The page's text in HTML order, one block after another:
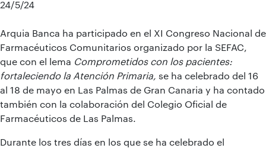
24/5/24
Arquia Banca ha participado en el XI Congreso Nacional de
Farmacéuticos Comunitarios organizado por la SEFAC,
que con el lema Comprometidos con los pacientes:
fortaleciendo la Atención Primaria, se ha celebrado del 16
al 18 de mayo en Las Palmas de Gran Canaria y ha contado
también con la colaboración del Colegio Oficial de
Farmacéuticos de Las Palmas.
Durante los tres días en los que se ha celebrado el